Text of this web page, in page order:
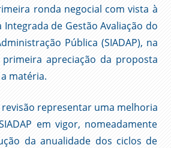
ronda negocial com vista à
Integrada de Gestão Avaliação do
Pública (SIADAP), na
apreciação da proposta
matéria.
representar uma melhoria
em vigor, nomeadamente
da anualidade dos ciclos de